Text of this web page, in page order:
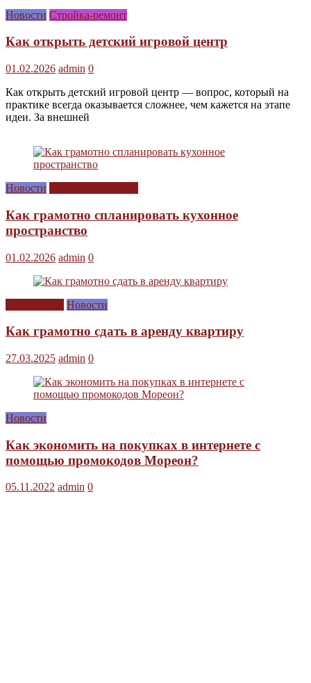
Новости Стройка-ремонт
Как открыть детский игровой центр
01.02.2026 admin 0
Как открыть детский игровой центр — вопрос, который на
практике всегда оказывается сложнее, чем кажется на этапе
идеи. За внешней
Новости
Как грамотно спланировать кухонное
пространство
01.02.2026 admin 0
Новости
Как грамотно сдать в аренду квартиру
27.03.2025 admin 0
Новости
Как экономить на покупках в интернете с
помощью промокодов Мореон?
05.11.2022 admin 0